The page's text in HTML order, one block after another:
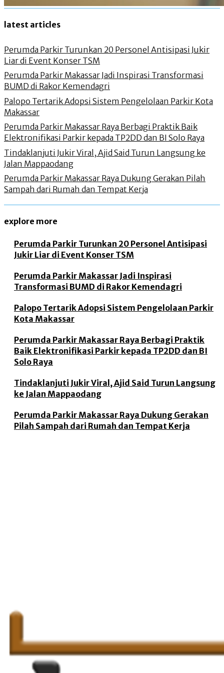
latest articles
Perumda Parkir Turunkan 20 Personel Antisipasi Jukir
Liar di Event Konser TSM
Perumda Parkir Makassar Jadi Inspirasi Transformasi
BUMD di Rakor Kemendagri
Palopo Tertarik Adopsi Sistem Pengelolaan Parkir Kota
Makassar
Perumda Parkir Makassar Raya Berbagi Praktik Baik
Elektronifikasi Parkir kepada TP2DD dan BI Solo Raya
Tindaklanjuti Jukir Viral, Ajid Said Turun Langsung ke
Jalan Mappaodang
Perumda Parkir Makassar Raya Dukung Gerakan Pilah
Sampah dari Rumah dan Tempat Kerja
explore more
Perumda Parkir Turunkan 20 Personel Antisipasi
Jukir Liar di Event Konser TSM
Perumda Parkir Makassar Jadi Inspirasi
Transformasi BUMD di Rakor Kemendagri
Palopo Tertarik Adopsi Sistem Pengelolaan Parkir
Kota Makassar
Perumda Parkir Makassar Raya Berbagi Praktik
Baik Elektronifikasi Parkir kepada TP2DD dan BI
Solo Raya
Tindaklanjuti Jukir Viral, Ajid Said Turun Langsung
ke Jalan Mappaodang
Perumda Parkir Makassar Raya Dukung Gerakan
Pilah Sampah dari Rumah dan Tempat Kerja